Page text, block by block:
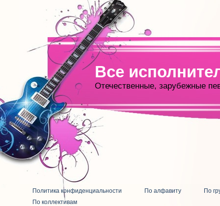
Все
Отечественные, зарубежные
Политика конфиденциальности По алфавиту
По
По коллективам